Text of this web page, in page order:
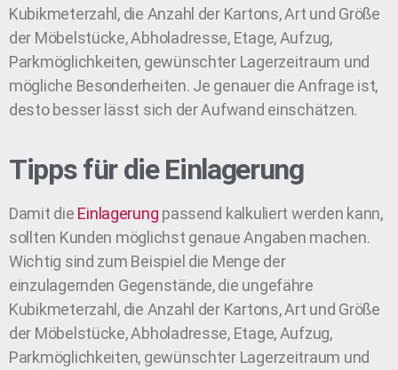
Kubikmeterzahl, die Anzahl der Kartons, Art und Größe
der Möbelstücke, Abholadresse, Etage, Aufzug,
Parkmöglichkeiten, gewünschter Lagerzeitraum und
mögliche Besonderheiten. Je genauer die Anfrage ist,
desto besser lässt sich der Aufwand einschätzen.
Tipps für die Einlagerung
Damit die Einlagerung passend kalkuliert werden kann,
sollten Kunden möglichst genaue Angaben machen.
Wichtig sind zum Beispiel die Menge der
einzulagernden Gegenstände, die ungefähre
Kubikmeterzahl, die Anzahl der Kartons, Art und Größe
der Möbelstücke, Abholadresse, Etage, Aufzug,
Parkmöglichkeiten, gewünschter Lagerzeitraum und